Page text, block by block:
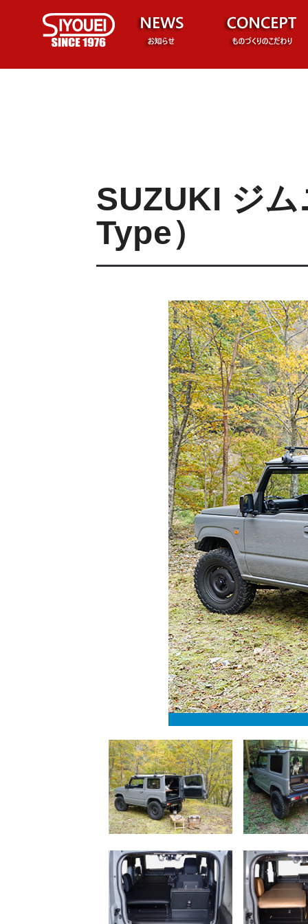
SUZUKI ジ
Type）